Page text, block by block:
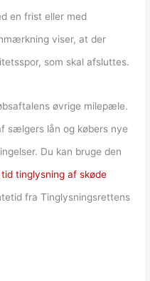
en frist eller med
viser, at der
som skal afsluttes.
øvrige milepæle.
sælgers lån og købers nye
Du kan bruge den
tinglysning af skøde
fra Tinglysningsrettens